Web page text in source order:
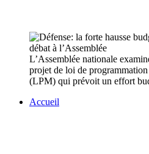
L’Assemblée nationale
projet de loi de
(LPM) qui prévoit un effort
Accueil